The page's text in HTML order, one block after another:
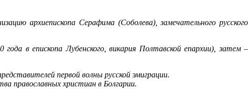
архиепископа Серафима (Соболева), замечательного русского
в епископа Лубенского, викария Полтавской епархии), затем –
первой волны русской эмиграции.
православных христиан в Болгарии.